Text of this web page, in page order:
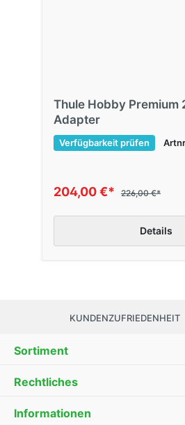
Thule Hobby Premium
Adapter
Verfügbarkeit prüfen
204,00 €* 226,00 €*
Details
KUNDENZUFRIEDENHEIT
Sortiment
Rechtliches
Informationen